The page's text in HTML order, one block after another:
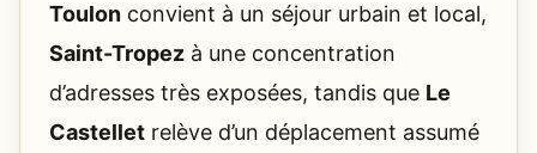
Toulon convient à un séjour urbain et local,
Saint-Tropez à une concentration
d’adresses très exposées, tandis que Le
Castellet relève d’un déplacement assumé